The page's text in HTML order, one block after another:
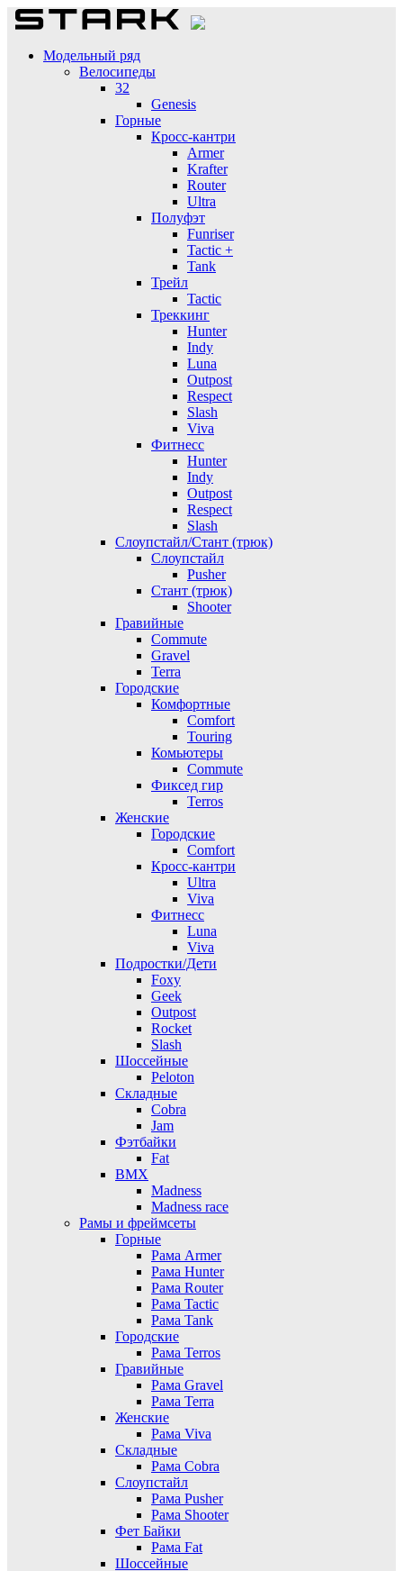
Модельный ряд
Велосипеды
32
Genesis
Горные
Кросс-кантри
Armer
Krafter
Router
Ultra
Полуфэт
Funriser
Tactic +
Tank
Трейл
Tactic
Треккинг
Hunter
Indy
Luna
Outpost
Respect
Slash
Viva
Фитнесс
Hunter
Indy
Outpost
Respect
Slash
Слоупстайл/Стант (трюк)
Слоупстайл
Pusher
Стант (трюк)
Shooter
Гравийные
Commute
Gravel
Terra
Городские
Комфортные
Comfort
Touring
Комьютеры
Commute
Фиксед гир
Terros
Женские
Городские
Comfort
Кросс-кантри
Ultra
Viva
Фитнесс
Luna
Viva
Подростки/Дети
Foxy
Geek
Outpost
Rocket
Slash
Шоссейные
Peloton
Складные
Cobra
Jam
Фэтбайки
Fat
BMX
Madness
Madness race
Рамы и фреймсеты
Горные
Рама Armer
Рама Hunter
Рама Router
Рама Tactic
Рама Tank
Городские
Рама Terros
Гравийные
Рама Gravel
Рама Terra
Женские
Рама Viva
Складные
Рама Cobra
Слоупстайл
Рама Pusher
Рама Shooter
Фет Байки
Рама Fat
Шоссейные